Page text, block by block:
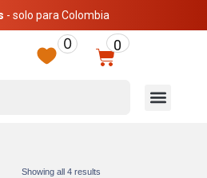
- solo para Colombia
0 0
Carrito
Menú
Showing all 4 results